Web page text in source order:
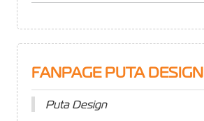
FANPAGE PUTA DESIGN
Puta Design